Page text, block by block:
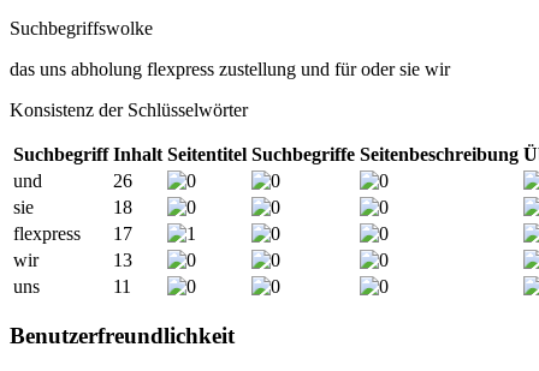
Suchbegriffswolke
das uns abholung flexpress zustellung und für oder sie wir
Konsistenz der Schlüsselwörter
Suchbegriff Inhalt Seitentitel Suchbegriffe Seitenbeschreibung
und
26
sie
18
flexpress
17
wir
13
uns
11
Benutzerfreundlichkeit